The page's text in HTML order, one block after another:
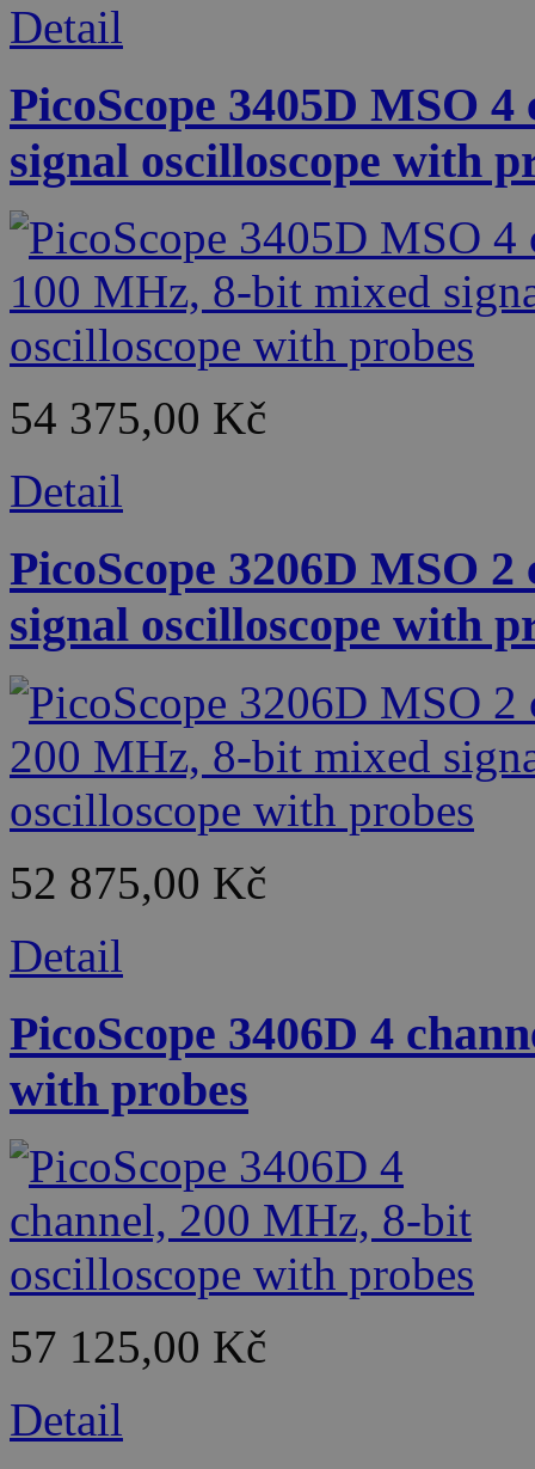
Detail
PicoScope 3405D MSO
signal oscilloscope with
54 375,00 Kč
Detail
PicoScope 3206D MSO
signal oscilloscope with
52 875,00 Kč
Detail
PicoScope 3406D 4
with probes
57 125,00 Kč
Detail